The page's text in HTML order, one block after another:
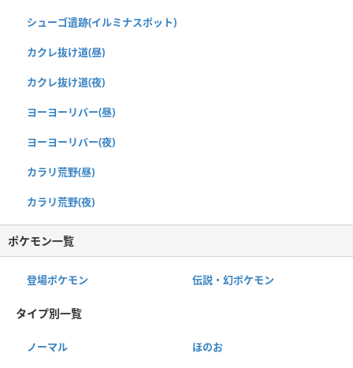
シューゴ遺跡(イルミナスポット)
カクレ抜け道(昼)
カクレ抜け道(夜)
ヨーヨーリバー(昼)
ヨーヨーリバー(夜)
カラリ荒野(昼)
カラリ荒野(夜)
ポケモン一覧
登場ポケモン 伝説・幻ポケモン
タイプ別一覧
ノーマル ほのお